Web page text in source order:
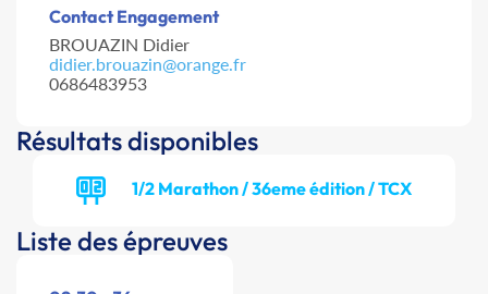
Contact Engagement
BROUAZIN Didier
didier.brouazin@orange.fr
0686483953
Résultats disponibles
1/2 Marathon / 36eme édition / TCX
Liste des épreuves